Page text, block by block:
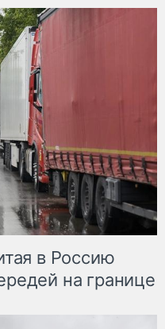
в Россию
на границе